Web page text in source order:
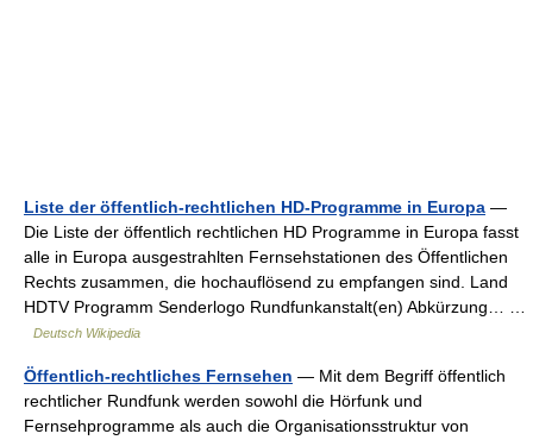
Liste der öffentlich-rechtlichen HD-Programme in Europa —
Die Liste der öffentlich rechtlichen HD Programme in Europa fasst
alle in Europa ausgestrahlten Fernsehstationen des Öffentlichen
Rechts zusammen, die hochauflösend zu empfangen sind. Land
HDTV Programm Senderlogo Rundfunkanstalt(en) Abkürzung… …
Deutsch Wikipedia
Öffentlich-rechtliches Fernsehen — Mit dem Begriff öffentlich
rechtlicher Rundfunk werden sowohl die Hörfunk und
Fernsehprogramme als auch die Organisationsstruktur von